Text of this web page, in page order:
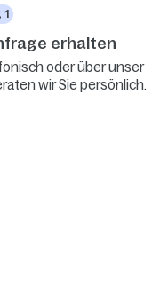
1
erhalten
oder über unser
wir Sie persönlich.